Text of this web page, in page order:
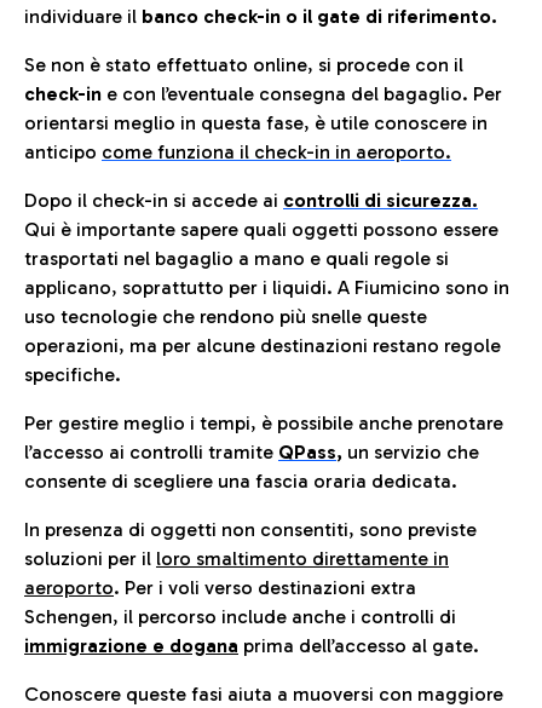
individuare il banco check-in o il gate di riferimento.
Se non è stato effettuato online, si procede con il
check-in e con l’eventuale consegna del bagaglio. Per
orientarsi meglio in questa fase, è utile conoscere in
anticipo come funziona il check-in in aeroporto.
Dopo il check-in si accede ai controlli di sicurezza.
Qui è importante sapere quali oggetti possono essere
trasportati nel bagaglio a mano e quali regole si
applicano, soprattutto per i liquidi. A Fiumicino sono in
uso tecnologie che rendono più snelle queste
operazioni, ma per alcune destinazioni restano regole
specifiche.
Per gestire meglio i tempi, è possibile anche prenotare
l’accesso ai controlli tramite QPass, un servizio che
consente di scegliere una fascia oraria dedicata.
In presenza di oggetti non consentiti, sono previste
soluzioni per il loro smaltimento direttamente in
aeroporto. Per i voli verso destinazioni extra
Schengen, il percorso include anche i controlli di
immigrazione e dogana prima dell’accesso al gate.
Conoscere queste fasi aiuta a muoversi con maggiore